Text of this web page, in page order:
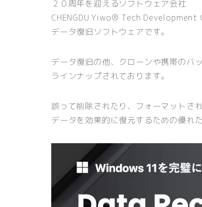
２０周年を迎えるソフトウェア会社
CHENGDU Yiwo® Tech Development
データ復旧ソフトウェアです。
データ復旧の他、クローンや携帯のバ
ラインナップされております。
誤って削除されたり、フォーマットさ
データを効果的に復元するための優れ